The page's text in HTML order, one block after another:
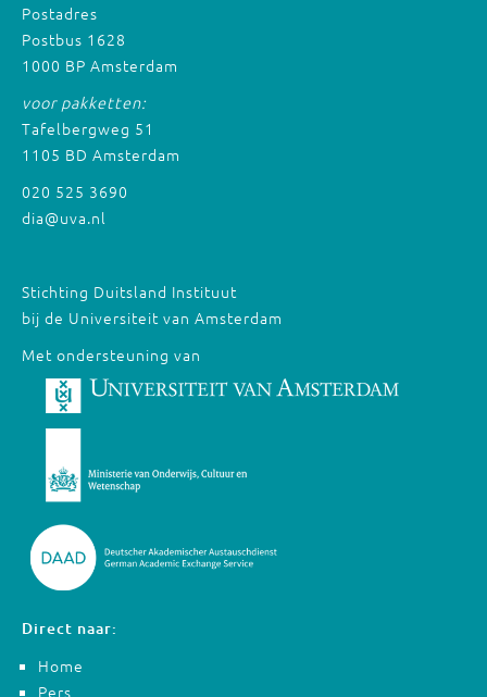
Postadres
Postbus 1628
1000 BP Amsterdam
voor pakketten:
Tafelbergweg 51
1105 BD Amsterdam
020 525 3690
dia@uva.nl
Stichting Duitsland Instituut
bij de Universiteit van Amsterdam
Met ondersteuning van
Direct naar:
Home
Pers